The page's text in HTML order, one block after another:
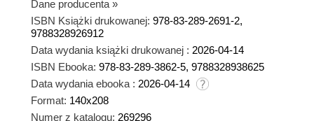
Dane producenta »
ISBN Książki drukowanej: 978-83-289-2691-2,
9788328926912
Data wydania książki drukowanej : 2026-04-14
ISBN Ebooka: 978-83-289-3862-5, 9788328938625
Data wydania ebooka : 2026-04-14
Format: 140x208
Numer z katalogu: 269296